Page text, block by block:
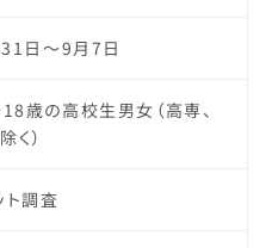
日～9月7日
歳の高校生男女（高専、
く）
ト調査